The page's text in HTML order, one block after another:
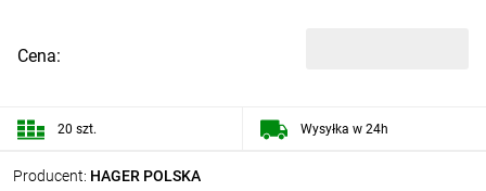
Producent: HAGER POLSKA
Cena:
20 szt. Wysyłka w 24h